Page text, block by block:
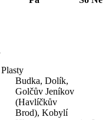
Plasty
Budka, Dolík,
Golčův Jeníkov
(Havlíčkův
Brod), Kobylí